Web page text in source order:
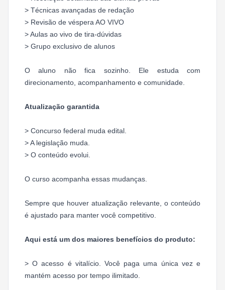
> Técnicas avançadas de redação
> Revisão de véspera AO VIVO
> Aulas ao vivo de tira-dúvidas
> Grupo exclusivo de alunos
O aluno não fica sozinho. Ele estuda com
direcionamento, acompanhamento e comunidade.
Atualização garantida
> Concurso federal muda edital.
> A legislação muda.
> O conteúdo evolui.
O curso acompanha essas mudanças.
Sempre que houver atualização relevante, o conteúdo
é ajustado para manter você competitivo.
Aqui está um dos maiores benefícios do produto:
> O acesso é vitalício. Você paga uma única vez e
mantém acesso por tempo ilimitado.